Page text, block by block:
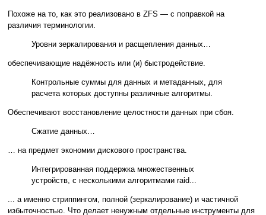
Похоже на то, как это реализовано в ZFS — с поправкой на
различия терминологии.
Уровни зеркалирования и расщепления данных…
обеспечивающие надёжность или (и) быстродействие.
Контрольные суммы для данных и метаданных, для
расчета которых доступны различные алгоритмы.
Обеспечивают восстановление целостности данных при сбоя.
Сжатие данных…
… на предмет экономии дискового пространства.
Интегрированная поддержка множественных
устройств, с несколькими алгоритмами raid...
... а именно стриппингом, полной (зеркалирование) и частичной
избыточностью. Что делает ненужным отдельные инструменты для